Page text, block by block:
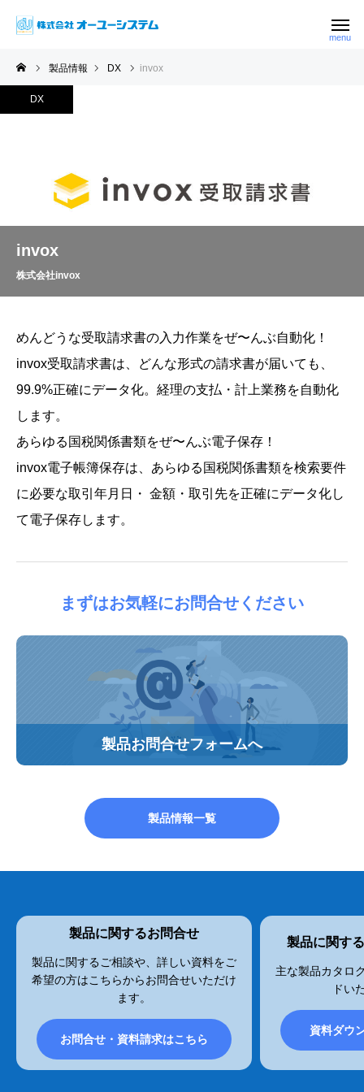
製品情報 DX invox
invox
株式会社invox
DX
めんどうな受取請求書の入力作業をぜ〜んぶ自動化！
invox受取請求書は、どんな形式の請求書が届いても、
99.9%正確にデータ化。経理の支払・計上業務を自動化
します。
あらゆる国税関係書類をぜ〜んぶ電子保存！
invox電子帳簿保存は、あらゆる国税関係書類を検索要件
に必要な取引年月日・ 金額・取引先を正確にデータ化し
て電子保存します。
まずはお気軽にお問合せください
製品お問合せフォームへ
製品情報一覧
製品に関するお問合せ
製品に関するご相談や、詳しい資料をご
希望の方はこちらからお問合せいただけ
ます。
お問合せ・資料請求はこちら
製品に関す
主な製品カタロ
ドい
資料ダウ